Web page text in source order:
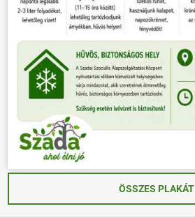
ÖSSZES PLAKÁT